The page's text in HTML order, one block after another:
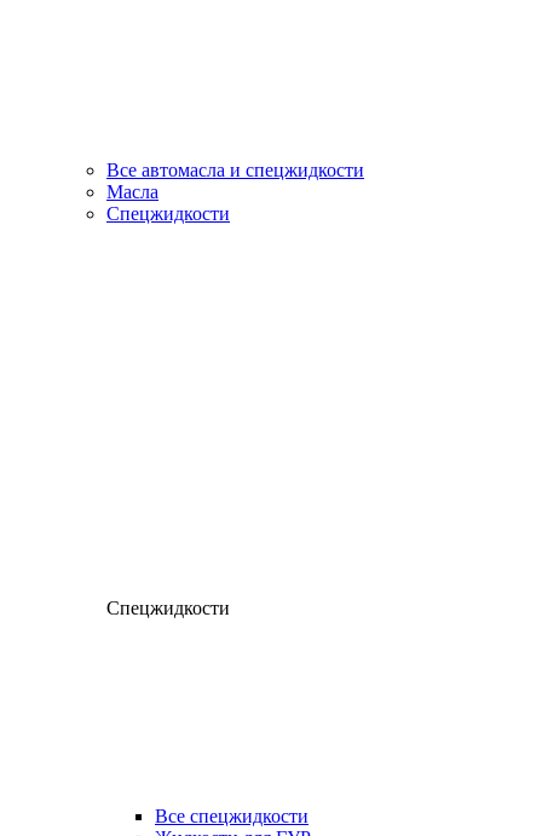
Все автомасла и спецжидкости
Масла
Спецжидкости
Спецжидкости
Все спецжидкости